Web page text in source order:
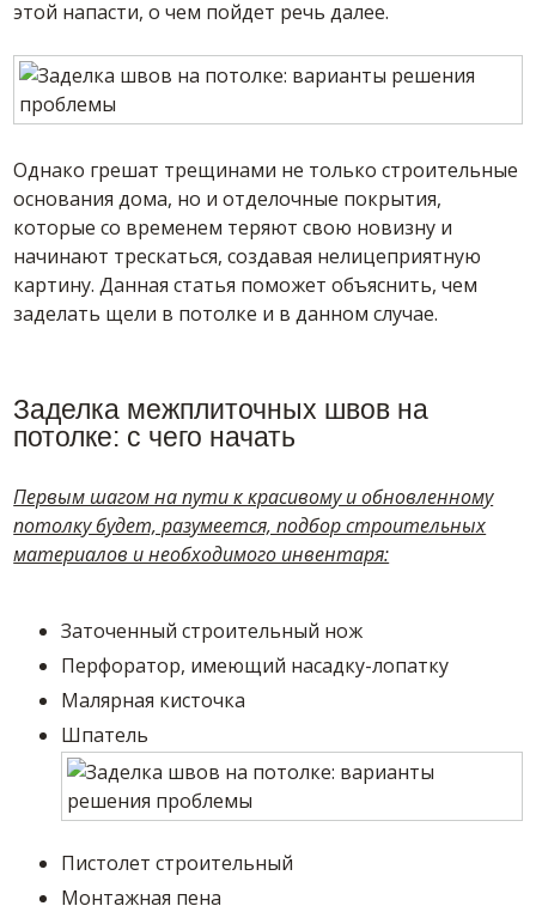
этой напасти, о чем пойдет речь далее.
Однако грешат трещинами не только строительные
основания дома, но и отделочные покрытия,
которые со временем теряют свою новизну и
начинают трескаться, создавая нелицеприятную
картину. Данная статья поможет объяснить, чем
заделать щели в потолке и в данном случае.
Заделка межплиточных швов на
потолке: с чего начать
Первым шагом на пути к красивому и обновленному
потолку будет, разумеется, подбор строительных
материалов и необходимого инвентаря:
Заточенный строительный нож
Перфоратор, имеющий насадку-лопатку
Малярная кисточка
Шпатель
Пистолет строительный
Монтажная пена